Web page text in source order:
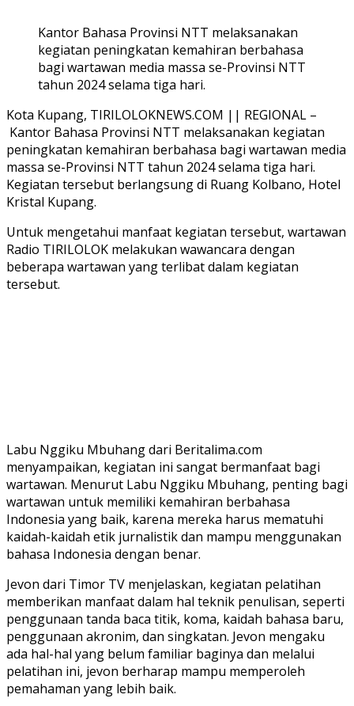
Kantor Bahasa Provinsi NTT melaksanakan
kegiatan peningkatan kemahiran berbahasa
bagi wartawan media massa se-Provinsi NTT
tahun 2024 selama tiga hari.
Kota Kupang, TIRILOLOKNEWS.COM || REGIONAL –
Kantor Bahasa Provinsi NTT melaksanakan kegiatan
peningkatan kemahiran berbahasa bagi wartawan media
massa se-Provinsi NTT tahun 2024 selama tiga hari.
Kegiatan tersebut berlangsung di Ruang Kolbano, Hotel
Kristal Kupang.
Untuk mengetahui manfaat kegiatan tersebut, wartawan
Radio TIRILOLOK melakukan wawancara dengan
beberapa wartawan yang terlibat dalam kegiatan
tersebut.
Labu Nggiku Mbuhang dari Beritalima.com
menyampaikan, kegiatan ini sangat bermanfaat bagi
wartawan. Menurut Labu Nggiku Mbuhang, penting bagi
wartawan untuk memiliki kemahiran berbahasa
Indonesia yang baik, karena mereka harus mematuhi
kaidah-kaidah etik jurnalistik dan mampu menggunakan
bahasa Indonesia dengan benar.
Jevon dari Timor TV menjelaskan, kegiatan pelatihan
memberikan manfaat dalam hal teknik penulisan, seperti
penggunaan tanda baca titik, koma, kaidah bahasa baru,
penggunaan akronim, dan singkatan. Jevon mengaku
ada hal-hal yang belum familiar baginya dan melalui
pelatihan ini, jevon berharap mampu memperoleh
pemahaman yang lebih baik.